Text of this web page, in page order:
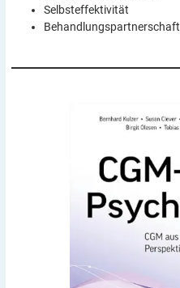
Selbsteffektivität
Behandlungspartnerschaft